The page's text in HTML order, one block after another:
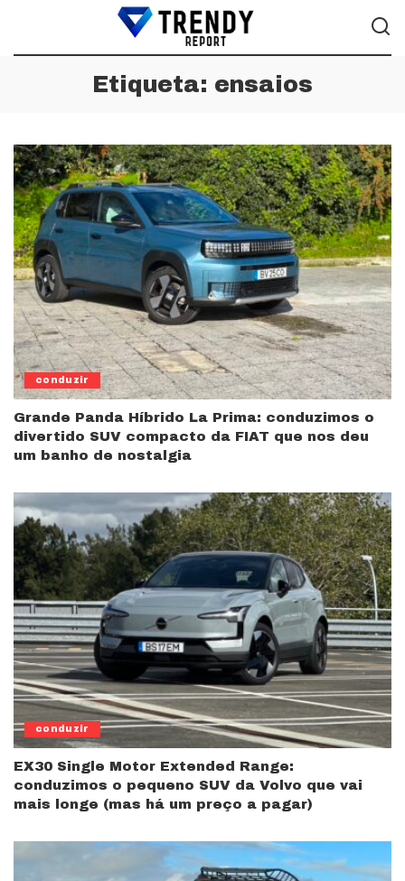
Etiqueta: ensaios
conduzir
Grande Panda Híbrido La Prima: conduzimos o
divertido SUV compacto da FIAT que nos deu
um banho de nostalgia
conduzir
EX30 Single Motor Extended Range:
conduzimos o pequeno SUV da Volvo que vai
mais longe (mas há um preço a pagar)